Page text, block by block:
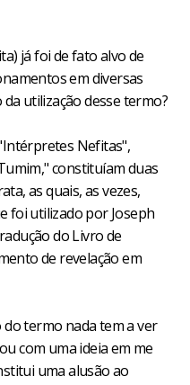
já foi de fato alvo de
em diversas
utilização desse termo?
Nefitas",
constituíam duas
as quais, as vezes,
foi utilizado por Joseph
do Livro de
de revelação em
termo nada tem a ver
com uma ideia em me
uma alusão ao